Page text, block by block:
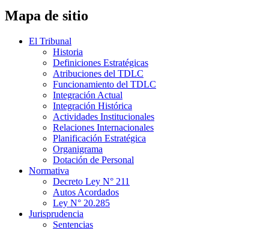
Mapa de sitio
El Tribunal
Historia
Definiciones Estratégicas
Atribuciones del TDLC
Funcionamiento del TDLC
Integración Actual
Integración Histórica
Actividades Institucionales
Relaciones Internacionales
Planificación Estratégica
Organigrama
Dotación de Personal
Normativa
Decreto Ley N° 211
Autos Acordados
Ley N° 20.285
Jurisprudencia
Sentencias